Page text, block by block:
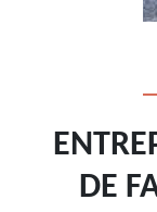
DE